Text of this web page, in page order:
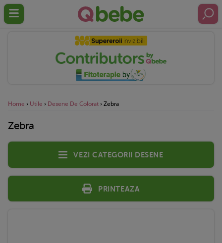
Home › Utile › Desene De Colorat › Zebra
Zebra
Vezi categorii desene
Printeaza